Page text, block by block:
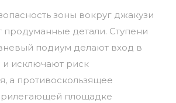
зоны вокруг джакузи
продуманные детали. Ступени
подиум делают вход в
и исключают риск
а противоскользящее
площадке